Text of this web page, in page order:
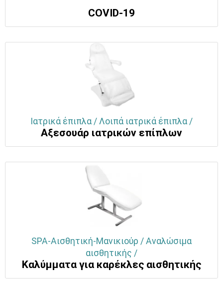
COVID-19
Ιατρικά έπιπλα / Λοιπά ιατρικά έπιπλα /
Αξεσουάρ ιατρικών επίπλων
SPA-Αισθητική-Μανικιούρ / Αναλώσιμα
αισθητικής /
Καλύμματα για καρέκλες αισθητικής